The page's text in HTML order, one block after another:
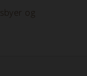
og